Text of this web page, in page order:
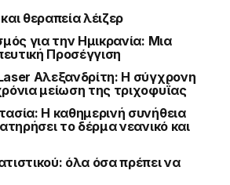
θεραπεία λέιζερ
για την Ημικρανία: Μια
Προσέγγιση
Αλεξανδρίτη: Η σύγχρονη
μείωση της τριχοφυΐας
Η καθημερινή συνήθεια
το δέρμα νεανικό και
όλα όσα πρέπει να